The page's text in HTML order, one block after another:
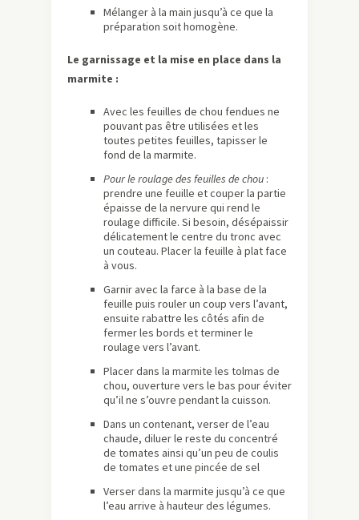
Mélanger à la main jusqu’à ce que la
préparation soit homogène.
Le garnissage et la mise en place dans la
marmite :
Avec les feuilles de chou fendues ne
pouvant pas être utilisées et les
toutes petites feuilles, tapisser le
fond de la marmite.
Pour le roulage des feuilles de chou :
prendre une feuille et couper la partie
épaisse de la nervure qui rend le
roulage difficile. Si besoin, désépaissir
délicatement le centre du tronc avec
un couteau. Placer la feuille à plat face
à vous.
Garnir avec la farce à la base de la
feuille puis rouler un coup vers l’avant,
ensuite rabattre les côtés afin de
fermer les bords et terminer le
roulage vers l’avant.
Placer dans la marmite les tolmas de
chou, ouverture vers le bas pour éviter
qu’il ne s’ouvre pendant la cuisson.
Dans un contenant, verser de l’eau
chaude, diluer le reste du concentré
de tomates ainsi qu’un peu de coulis
de tomates et une pincée de sel
Verser dans la marmite jusqu’à ce que
l’eau arrive à hauteur des légumes.